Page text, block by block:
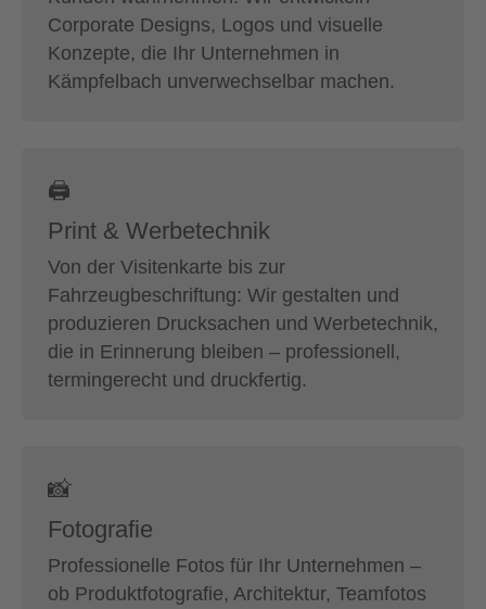
Corporate Designs, Logos und visuelle
Konzepte, die Ihr Unternehmen in
Kämpfelbach unverwechselbar machen.
🖨
Print & Werbetechnik
Von der Visitenkarte bis zur
Fahrzeugbeschriftung: Wir gestalten und
produzieren Drucksachen und Werbetechnik,
die in Erinnerung bleiben – professionell,
termingerecht und druckfertig.
📸
Fotografie
Professionelle Fotos für Ihr Unternehmen –
ob Produktfotografie, Architektur, Teamfotos